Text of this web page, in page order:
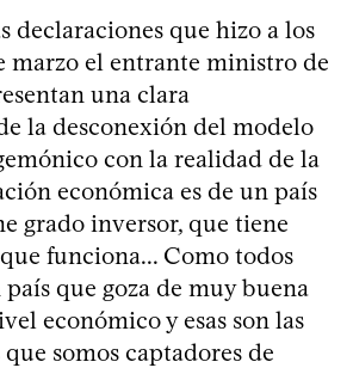
declaraciones que hizo a los
marzo el entrante ministro de
una clara
la desconexión del modelo
con la realidad de la
económica es de un país
grado inversor, que tiene
funciona... Como todos
país que goza de muy buena
económico y esas son las
somos captadores de